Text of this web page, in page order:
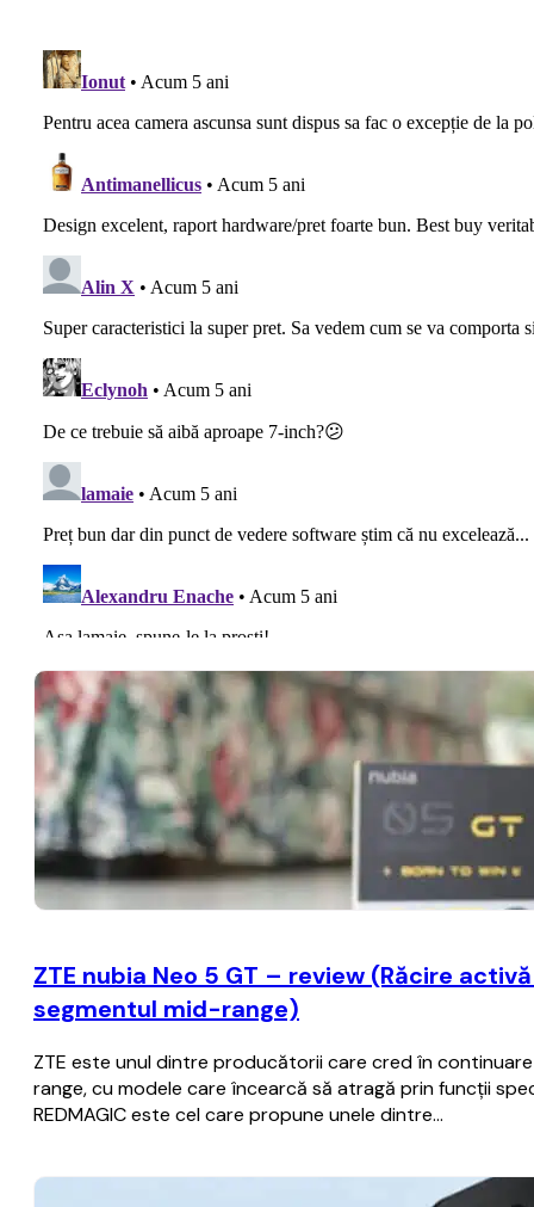
ZTE nubia Neo 5 GT – review (Răcire
segmentul mid-range)
ZTE este unul dintre producătorii care cred în
range, cu modele care încearcă să atragă prin funcții
REDMAGIC este cel care propune unele dintre…